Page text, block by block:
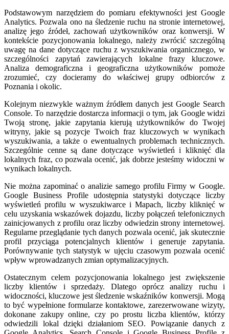
Podstawowym narzędziem do pomiaru efektywności jest Google
Analytics. Pozwala ono na śledzenie ruchu na stronie internetowej,
analizę jego źródeł, zachowań użytkowników oraz konwersji. W
kontekście pozycjonowania lokalnego, należy zwrócić szczególną
uwagę na dane dotyczące ruchu z wyszukiwania organicznego, w
szczególności zapytań zawierających lokalne frazy kluczowe.
Analiza demograficzna i geograficzna użytkowników pomoże
zrozumieć, czy docieramy do właściwej grupy odbiorców z
Poznania i okolic.
Kolejnym niezwykle ważnym źródłem danych jest Google Search
Console. To narzędzie dostarcza informacji o tym, jak Google widzi
Twoją stronę, jakie zapytania kierują użytkowników do Twojej
witryny, jakie są pozycje Twoich fraz kluczowych w wynikach
wyszukiwania, a także o ewentualnych problemach technicznych.
Szczególnie cenne są dane dotyczące wyświetleń i kliknięć dla
lokalnych fraz, co pozwala ocenić, jak dobrze jesteśmy widoczni w
wynikach lokalnych.
Nie można zapominać o analizie samego profilu Firmy w Google.
Google Business Profile udostępnia statystyki dotyczące liczby
wyświetleń profilu w wyszukiwarce i Mapach, liczby kliknięć w
celu uzyskania wskazówek dojazdu, liczby połączeń telefonicznych
zainicjowanych z profilu oraz liczby odwiedzin strony internetowej.
Regularne przeglądanie tych danych pozwala ocenić, jak skutecznie
profil przyciąga potencjalnych klientów i generuje zapytania.
Porównywanie tych statystyk w ujęciu czasowym pozwala ocenić
wpływ wprowadzanych zmian optymalizacyjnych.
Ostatecznym celem pozycjonowania lokalnego jest zwiększenie
liczby klientów i sprzedaży. Dlatego oprócz analizy ruchu i
widoczności, kluczowe jest śledzenie wskaźników konwersji. Mogą
to być wypełnione formularze kontaktowe, zarezerwowane wizyty,
dokonane zakupy online, czy po prostu liczba klientów, którzy
odwiedzili lokal dzięki działaniom SEO. Powiązanie danych z